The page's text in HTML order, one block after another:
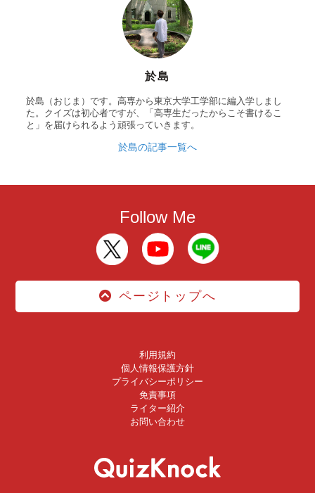
於島
於島（おじま）です。高専から東京大学工学部に編入学しまし
た。クイズは初心者ですが、「高専生だったからこそ書けるこ
と」を届けられるよう頑張っていきます。
於島の記事一覧へ
Follow Me
ページトップへ
利用規約
個人情報保護方針
プライバシーポリシー
免責事項
ライター紹介
お問い合わせ